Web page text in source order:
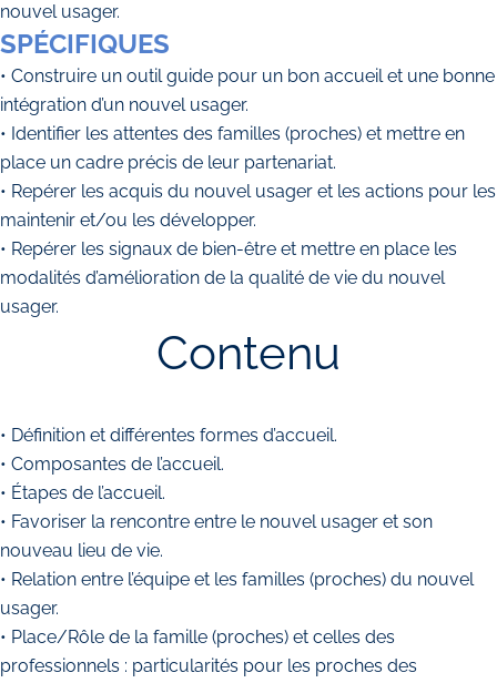
nouvel usager.
SPÉCIFIQUES
• Construire un outil guide pour un bon accueil et une bonne
intégration d’un nouvel usager.
• Identifier les attentes des familles (proches) et mettre en
place un cadre précis de leur partenariat.
• Repérer les acquis du nouvel usager et les actions pour les
maintenir et/ou les développer.
• Repérer les signaux de bien-être et mettre en place les
modalités d’amélioration de la qualité de vie du nouvel
usager.
Contenu
• Définition et différentes formes d’accueil.
• Composantes de l’accueil.
• Étapes de l’accueil.
• Favoriser la rencontre entre le nouvel usager et son
nouveau lieu de vie.
• Relation entre l’équipe et les familles (proches) du nouvel
usager.
• Place/Rôle de la famille (proches) et celles des
professionnels : particularités pour les proches des